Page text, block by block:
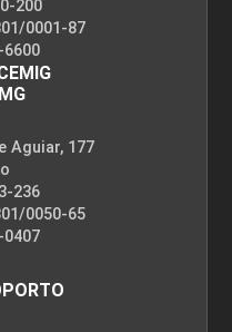
200
0001-87
Aguiar, 177
236
0050-65